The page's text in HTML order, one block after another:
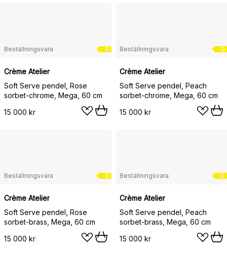
D
Beställningsvara
Crème Atelier
Soft Serve pendel, Rose
sorbet-chrome, Mega, 60 cm
15 000 kr
D
Beställningsvara
Crème Atelier
Soft Serve pendel, Peach
sorbet-chrome, Mega, 60 cm
15 000 kr
D
Beställningsvara
Crème Atelier
Soft Serve pendel, Rose
sorbet-brass, Mega, 60 cm
15 000 kr
D
Beställningsvara
Crème Atelier
Soft Serve pendel, Peach
sorbet-brass, Mega, 60 cm
15 000 kr